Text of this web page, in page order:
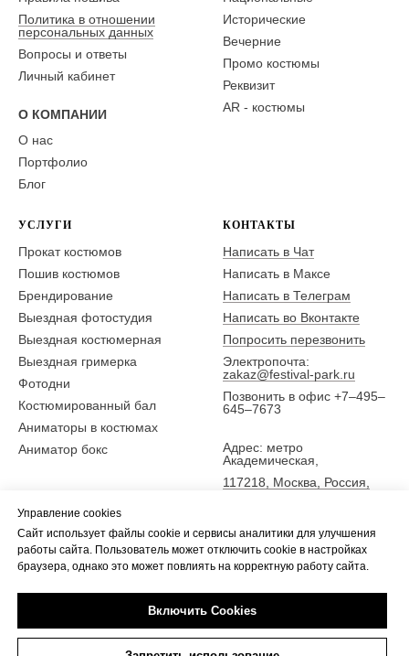
Политика в отношении
персональных данных
Вопросы и ответы
Личный кабинет
О КОМПАНИИ
О нас
Портфолио
Блог
Исторические
Вечерние
Промо костюмы
Реквизит
AR - костюмы
УСЛУГИ
Прокат костюмов
Пошив костюмов
Брендирование
Выездная фотостудия
Выездная костюмерная
Выездная гримерка
Фотодни
Костюмированный бал
Аниматоры в костюмах
Аниматор бокс
КОНТАКТЫ
Написать в Чат
Написать в Максе
Написать в Телеграм
Написать во Вконтакте
Попросить перезвонить
Электропочта:
zakaz@festival-park.ru
Позвонить в офис +7–495–
645–7673
Адрес: метро
Академическая,
117218, Москва, Россия,
5 эт., офис Фестиваль-парк
Управление cookies
Сайт использует файлы cookie и сервисы аналитики для улучшения
работы сайта. Пользователь может отключить cookie в настройках
браузера, однако это может повлиять на корректную работу сайта.
Включить Cookies